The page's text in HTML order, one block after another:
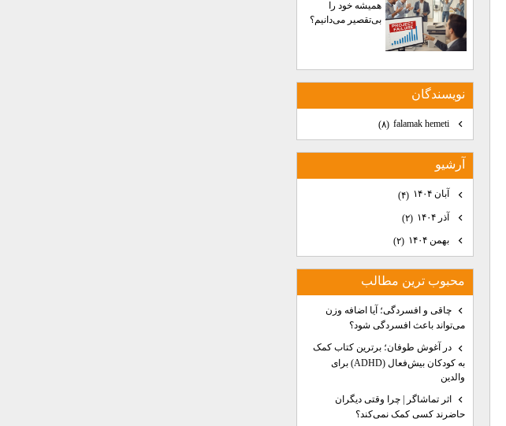
همیشه خود را
بی‌تقصیر می‌دانیم؟
نويسندگان
falamak hemeti (۸)
آرشيو
آبان ۱۴۰۴
(۴)
آذر ۱۴۰۴
(۲)
بهمن ۱۴۰۴
(۲)
محبوب ترين مطالب
چاقی و افسردگی؛ آیا اضافه وزن
می‌تواند باعث افسردگی شود؟
در آغوش طوفان؛ برترین کتاب کمک
به کودکان بیش‌فعال (ADHD) برای
والدین
اثر تماشاگر | چرا وقتی دیگران
حاضرند کسی کمک نمی‌کند؟